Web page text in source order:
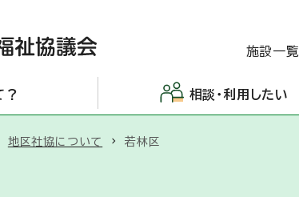
施設一覧
？ 相談・利用したい
地区社協について 若林区